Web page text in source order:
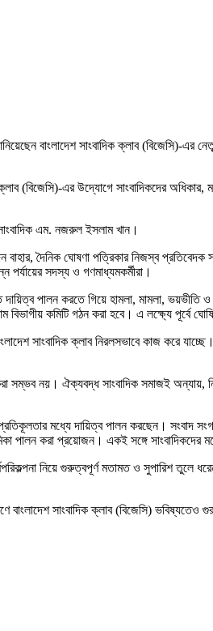
বাংলাদেশ সাংবাদিক ক্লাব (বিজেসি)-এর
(বিজেসি)-এর উদ্যোগে সাংবাদিকদের অধিকার,
সাংবাদিক এম. নজরুল ইসলাম খান।
দৈনিক ঘোষণা পত্রিকার নিজস্ব প্রতিবেদক
পর্যায়ের সদস্য ও গণমাধ্যমকর্মীরা।
পালন করতে গিয়ে হামলা, মামলা, ভয়ভীতি ও
কমিটি গঠন করা হবে। এ লক্ষ্যে পূর্বে
সাংবাদিক ক্লাব নিরলসভাবে কাজ করে
সম্ভব নয়। ঐক্যবদ্ধ সাংবাদিক সমাজই অন্যায়,
মধ্যে দায়িত্ব পালন করছেন। সংবাদ
পালন করা প্রয়োজন। একই সঙ্গে
নিয়ে গুরুত্বপূর্ণ মতামত ও সুপারিশ তুলে
সাংবাদিক ক্লাব (বিজেসি) ভবিষ্যতেও